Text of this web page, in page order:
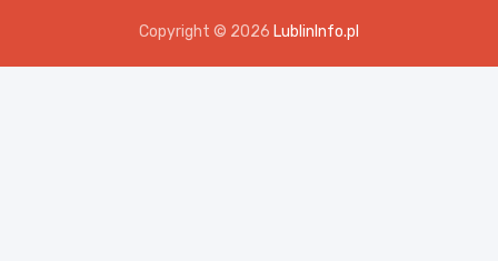
Copyright © 2026 LublinInfo.pl